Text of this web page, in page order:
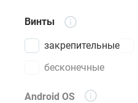
Винты
закрепительные
бесконечные
Android OS